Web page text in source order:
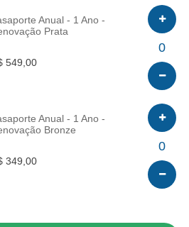
Anual - 1 Ano -
Prata
549,00
0
Anual - 1 Ano -
Bronze
349,00
0